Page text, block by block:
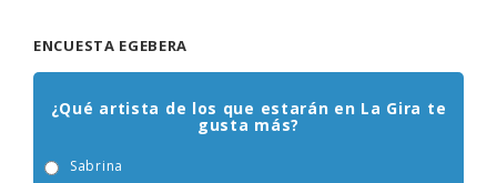
ENCUESTA EGEBERA
¿Qué artista de los que estarán en La Gira te
gusta más?
Sabrina